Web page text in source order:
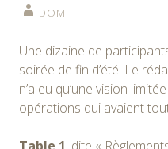
DOM
Une dizaine de
soirée de fin d’été. Le
n’a eu qu’une vision
opérations qui avaient